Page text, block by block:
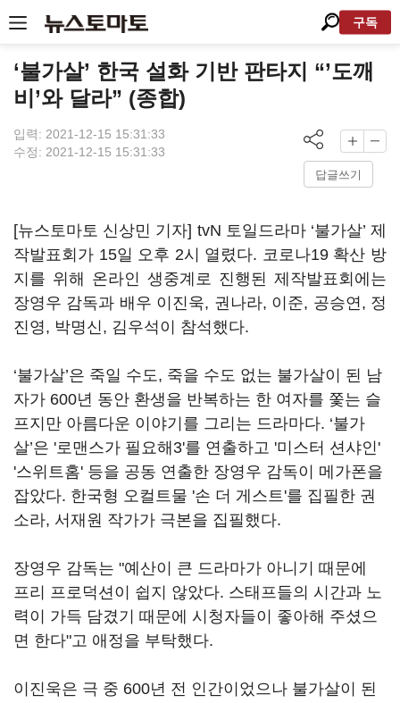
구독
‘불가살’ 한국 설화 기반 판타지 “’도깨
비’와 달라” (종합)
입력: 2021-12-15 15:31:33
수정: 2021-12-15 15:31:33
답글쓰기
[뉴스토마토 신상민 기자] tvN 토일드라마 ‘불가살’제
작발표회가 15일 오후 2시 열렸다. 코로나19 확산 방
지를 위해 온라인 생중계로 진행된 제작발표회에는
장영우 감독과 배우 이진욱, 권나라, 이준, 공승연, 정
진영, 박명신, 김우석이 참석했다.
‘불가살’은 죽일 수도, 죽을 수도 없는 불가살이 된 남
자가 600년 동안 환생을 반복하는 한 여자를 쫓는 슬
프지만 아름다운 이야기를 그리는 드라마다. ‘불가
살’은 '로맨스가 필요해 3'를 연출하고 '미스터 션샤인'
'스위트홈' 등을 공동 연출한 장영우 감독이 메가폰을
잡았다. 한국형 오컬트물 '손 더 게스트'를 집필한 권
소라, 서재원 작가가 극본을 집필했다.
장영우 감독는 "예산이 큰 드라마가 아니기 때문에
프리 프로덕션이 쉽지 않았다. 스태프들의 시간과 노
력이 가득 담겼기 때문에 시청자들이 좋아해 주셨으
면 한다"고 애정을 부탁했다.
이진욱은 극 중 600년 전 인간이었으나 불가살이 된